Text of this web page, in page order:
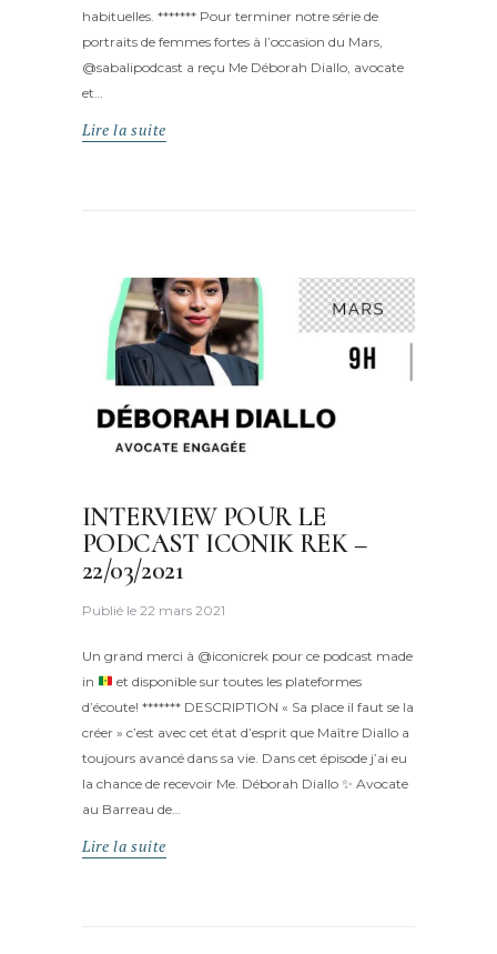
habituelles. ******* Pour terminer notre série de
portraits de femmes fortes à l’occasion du Mars,
@sabalipodcast a reçu Me Déborah Diallo, avocate
et…
Lire la suite
INTERVIEW POUR LE
PODCAST ICONIK REK –
22/03/2021
Publié le 22 mars 2021
Un grand merci à @iconicrek pour ce podcast made
in
et disponible sur toutes les plateformes
d’écoute! ******* DESCRIPTION « Sa place il faut se la
créer » c’est avec cet état d’esprit que Maître Diallo a
toujours avancé dans sa vie. Dans cet épisode j’ai eu
la chance de recevoir Me. Déborah Diallo ✨ Avocate
au Barreau de…
Lire la suite